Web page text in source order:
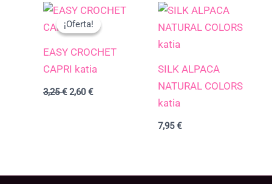
¡Oferta!
¡Oferta!
EASY CROCHET
CAPRI katia
3,25€
El
precio
original
3,25 €.
2,60€
El
precio
actual
2,60 €.
SILK ALPACA
NATURAL COLORS
katia
7,95€